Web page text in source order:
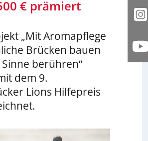
€ prämiert
„Mit Aromapflege
Brücken bauen
berühren“
dem 9.
Lions Hilfepreis